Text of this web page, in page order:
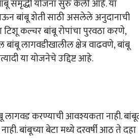
समृद्धी योजना सुरु केली आहे. या
बांबू शेती साठी असलेले अनुदानाची
कल्चर बांबू रोपांचा पुरवठा करणे,
लागवडीखालील क्षेत्र वाढवणे, बांबू
या योजनेचे उद्दिष्ट आहे.
लागवड करण्याची आवश्यकता नाही.
बांबूच्या बेटा मध्ये दरवर्षी आठ ते दहा